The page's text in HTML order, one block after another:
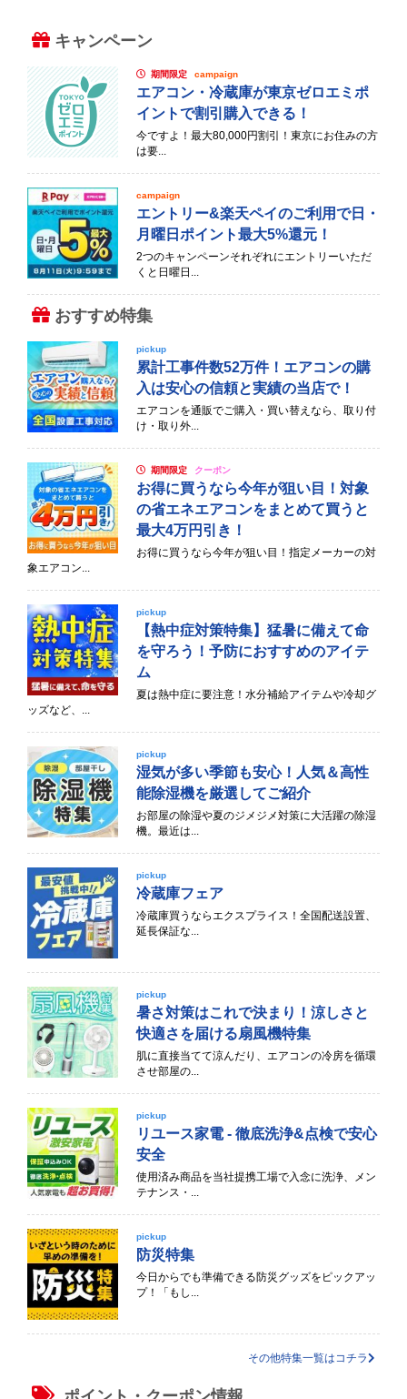
キャンペーン
期間限定 campaign
エアコン・冷蔵庫が東京ゼロエミポ
イントで割引購入できる！
今ですよ！最大80,000円割引！東京にお住みの方
は要...
campaign
エントリー&楽天ペイのご利用で日・
月曜日ポイント最大5%還元！
2つのキャンペーンそれぞれにエントリーいただ
くと日曜日...
おすすめ特集
pickup
累計工事件数52万件！エアコンの購
入は安心の信頼と実績の当店で！
エアコンを通販でご購入・買い替えなら、取り付
け・取り外...
期間限定 クーポン
お得に買うなら今年が狙い目！対象
の省エネエアコンをまとめて買うと
最大4万円引き！
お得に買うなら今年が狙い目！指定メーカーの対
象エアコン...
pickup
【熱中症対策特集】猛暑に備えて命
を守ろう！予防におすすめのアイテ
ム
夏は熱中症に要注意！水分補給アイテムや冷却グ
ッズなど、...
pickup
湿気が多い季節も安心！人気＆高性
能除湿機を厳選してご紹介
お部屋の除湿や夏のジメジメ対策に大活躍の除湿
機。最近は...
pickup
冷蔵庫フェア
冷蔵庫買うならエクスプライス！全国配送設置、
延長保証な...
pickup
暑さ対策はこれで決まり！涼しさと
快適さを届ける扇風機特集
肌に直接当てて涼んだり、エアコンの冷房を循環
させ部屋の...
pickup
リユース家電 - 徹底洗浄&点検で安心
安全
使用済み商品を当社提携工場で入念に洗浄、メン
テナンス・...
pickup
防災特集
今日からでも準備できる防災グッズをピックアッ
プ！「もし...
その他特集一覧はコチラ